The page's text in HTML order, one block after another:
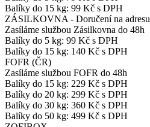
Balíky do 15 kg: 99 Kč s DPH
ZÁSILKOVNA - Doručení na adresu
Zasíláme službou Zásilkovna do 48h
Balíky do 5 kg: 99 Kč s DPH
Balíky do 15 kg: 140 Kč s DPH
FOFR (ČR)
Zasíláme službou FOFR do 48h
Balíky do 15 kg: 229 Kč s DPH
Balíky do 20 kg: 299 Kč s DPH
Balíky do 30 kg: 360 Kč s DPH
Balíky do 50 kg: 499 Kč s DPH